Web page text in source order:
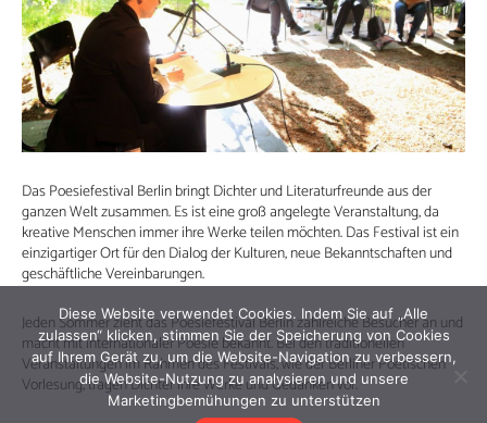
Diese Website verwendet Cookies. Indem Sie auf „Alle
zulassen“ klicken, stimmen Sie der Speicherung von Cookies
auf Ihrem Gerät zu, um die Website-Navigation zu verbessern,
die Website-Nutzung zu analysieren und unsere
Marketingbemühungen zu unterstützen